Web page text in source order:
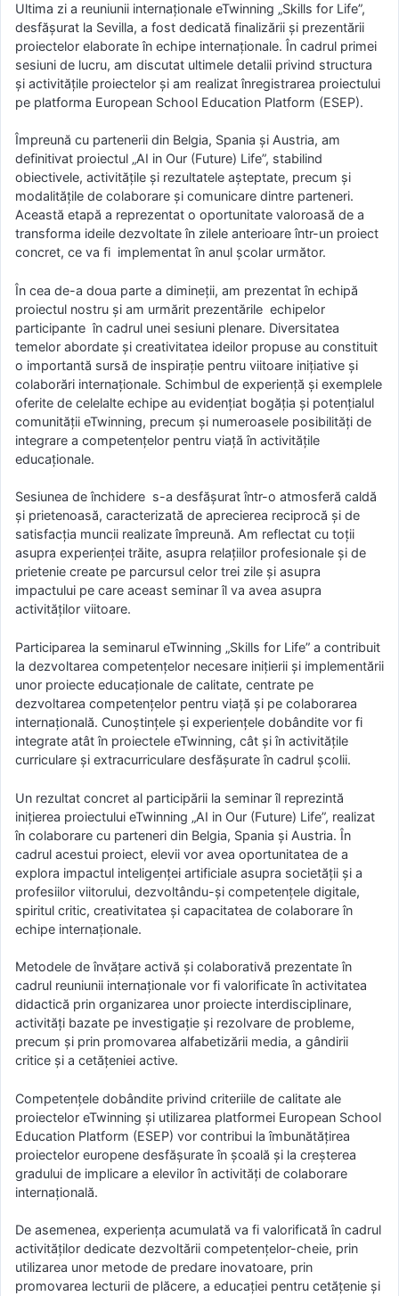
Ultima zi a reuniunii internaționale eTwinning „Skills for Life”,
desfășurat la Sevilla, a fost dedicată finalizării și prezentării
proiectelor elaborate în echipe internaționale. În cadrul primei
sesiuni de lucru, am discutat ultimele detalii privind structura
și activitățile proiectelor și am realizat înregistrarea proiectului
pe platforma European School Education Platform (ESEP).
Împreună cu partenerii din Belgia, Spania și Austria, am
definitivat proiectul „AI in Our (Future) Life”, stabilind
obiectivele, activitățile și rezultatele așteptate, precum și
modalitățile de colaborare și comunicare dintre parteneri.
Această etapă a reprezentat o oportunitate valoroasă de a
transforma ideile dezvoltate în zilele anterioare într-un proiect
concret, ce va fi implementat în anul școlar următor.
În cea de-a doua parte a dimineții, am prezentat în echipă
proiectul nostru și am urmărit prezentările echipelor
participante în cadrul unei sesiuni plenare. Diversitatea
temelor abordate și creativitatea ideilor propuse au constituit
o importantă sursă de inspirație pentru viitoare inițiative și
colaborări internaționale. Schimbul de experiență și exemplele
oferite de celelalte echipe au evidențiat bogăția și potențialul
comunității eTwinning, precum și numeroasele posibilități de
integrare a competențelor pentru viață în activitățile
educaționale.
Sesiunea de închidere s-a desfășurat într-o atmosferă caldă
și prietenoasă, caracterizată de aprecierea reciprocă și de
satisfacția muncii realizate împreună. Am reflectat cu toții
asupra experienței trăite, asupra relațiilor profesionale și de
prietenie create pe parcursul celor trei zile și asupra
impactului pe care aceast seminar îl va avea asupra
activităților viitoare.
Participarea la seminarul eTwinning „Skills for Life” a contribuit
la dezvoltarea competențelor necesare inițierii și implementării
unor proiecte educaționale de calitate, centrate pe
dezvoltarea competențelor pentru viață și pe colaborarea
internațională. Cunoștințele și experiențele dobândite vor fi
integrate atât în proiectele eTwinning, cât și în activitățile
curriculare și extracurriculare desfășurate în cadrul școlii.
Un rezultat concret al participării la seminar îl reprezintă
inițierea proiectului eTwinning „AI in Our (Future) Life”, realizat
în colaborare cu parteneri din Belgia, Spania și Austria. În
cadrul acestui proiect, elevii vor avea oportunitatea de a
explora impactul inteligenței artificiale asupra societății și a
profesiilor viitorului, dezvoltându-și competențele digitale,
spiritul critic, creativitatea și capacitatea de colaborare în
echipe internaționale.
Metodele de învățare activă și colaborativă prezentate în
cadrul reuniunii internaționale vor fi valorificate în activitatea
didactică prin organizarea unor proiecte interdisciplinare,
activități bazate pe investigație și rezolvare de probleme,
precum și prin promovarea alfabetizării media, a gândirii
critice și a cetățeniei active.
Competențele dobândite privind criteriile de calitate ale
proiectelor eTwinning și utilizarea platformei European School
Education Platform (ESEP) vor contribui la îmbunătățirea
proiectelor europene desfășurate în școală și la creșterea
gradului de implicare a elevilor în activități de colaborare
internațională.
De asemenea, experiența acumulată va fi valorificată în cadrul
activităților dedicate dezvoltării competențelor-cheie, prin
utilizarea unor metode de predare inovatoare, prin
promovarea lecturii de plăcere, a educației pentru cetățenie și